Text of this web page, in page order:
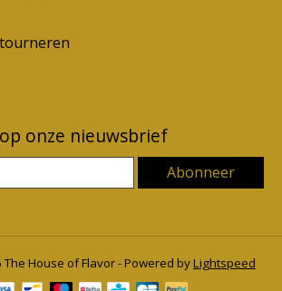
onze nieuwsbrief
Abonneer
House of Flavor - Powered byLightspeed